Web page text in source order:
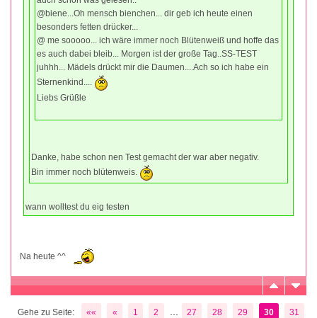
@biene...Oh mensch bienchen... dir geb ich heute einen
besonders fetten drücker...
@ me sooooo... ich wäre immer noch Blütenweiß und hoffe das
es auch dabei bleib... Morgen ist der große Tag..SS-TEST
juhhh... Mädels drückt mir die Daumen....Ach so ich habe ein
Sternenkind....
Liebs Grüßle
Danke, habe schon nen Test gemacht der war aber negativ.
Bin immer noch blütenweis.
wann wolltest du eig testen
Na heute ^^
Gehe zu Seite: «« « 1 2 27 28 29 30 31